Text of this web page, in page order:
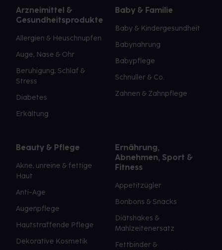
Arzneimittel &
Gesundheitsprodukte
Allergien & Heuschnupfen
Auge, Nase & Ohr
Beruhigung, Schlaf &
Stress
Diabetes
Erkältung
Baby & Familie
Baby & Kindergesundheit
Babynahrung
Babypflege
Schnuller & Co.
Zahnen & Zahnpflege
Beauty & Pflege
Akne, unreine & fettige
Haut
Anti-Age
Augenpflege
Hautstraffende Pflege
Dekorative Kosmetik
Ernährung,
Abnehmen, Sport &
Fitness
Appetitzügler
Bonbons & Snacks
Diätshakes &
Mahlzeitenersatz
Fettbinder &